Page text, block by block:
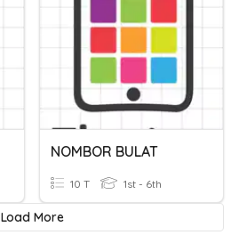
NOMBOR BULAT
10 T 1st - 6th
Load More